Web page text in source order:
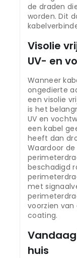
de draden
worden. Dit
Visolie
UV- en
Wanneer
ongedierte
een visolie
is het
UV en
een kabel
heeft dan
Waardoor
beschadigd
met
voorzien
coating.
huis